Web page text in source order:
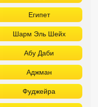
Египет
Шарм Эль Шейх
Абу Даби
Аджман
Фуджейра